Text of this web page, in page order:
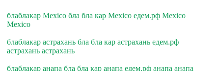
блаблакар Mexico бла бла кар Mexico едем.рф Mexico
Mexico
блаблакар астрахань бла бла кар астрахань едем.рф
астрахань астрахань
блаблакар анапа бла бла кар анапа едем.рф анапа анапа